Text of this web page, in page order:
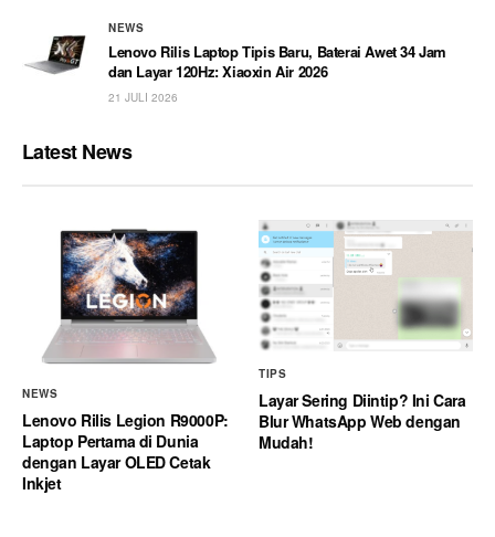
NEWS
Lenovo Rilis Laptop Tipis Baru, Baterai Awet 34 Jam
dan Layar 120Hz: Xiaoxin Air 2026
21 JULI 2026
Latest News
NEWS
Lenovo Rilis Legion R9000P:
Laptop Pertama di Dunia
dengan Layar OLED Cetak
Inkjet
TIPS
Layar Sering Diintip? Ini Cara
Blur WhatsApp Web dengan
Mudah!